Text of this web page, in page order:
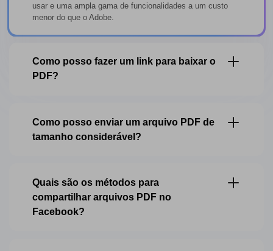
usar e uma ampla gama de funcionalidades a um custo
menor do que o Adobe.
Como posso fazer um link para baixar o
PDF?
Como posso enviar um arquivo PDF de
tamanho considerável?
Quais são os métodos para
compartilhar arquivos PDF no
Facebook?